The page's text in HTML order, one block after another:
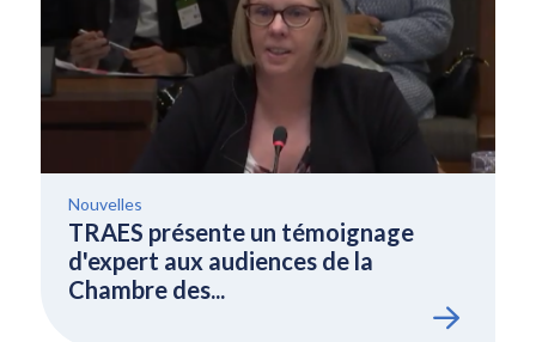
Nouvelles
TRAES présente un témoignage
d'expert aux audiences de la
Chambre des...